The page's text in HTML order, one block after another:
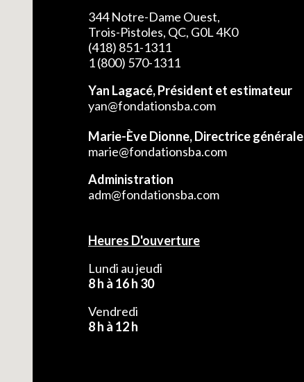
344 Notre-Dame Ouest,
Trois-Pistoles, QC, G0L 4K0
(418) 851-1311
1 (800) 570-1311
Yan Lagacé, Président et estimateur
yan@fondationsba.com
Marie-Ève Dionne, Directrice générale
marie@fondationsba.com
Administration
adm@fondationsba.com
Heures D'ouverture
Lundi au jeudi
8 h à 16 h 30
Vendredi
8 h à 12 h